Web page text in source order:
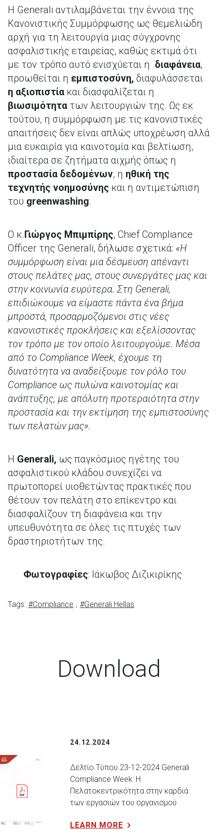
Η Generali αντιλαμβάνεται την έννοια της
Κανονιστικής Συμμόρφωσης ως θεμελιώδη
αρχή για τη λειτουργία μιας σύγχρονης
ασφαλιστικής εταιρείας, καθώς εκτιμά ότι
με τον τρόπο αυτό ενισχύεται η διαφάνεια,
προωθείται η εμπιστοσύνη, διαφυλάσσεται
η αξιοπιστία και διασφαλίζεται η
βιωσιμότητα των λειτουργιών της. Ως εκ
τούτου, η συμμόρφωση με τις κανονιστικές
απαιτήσεις δεν είναι απλώς υποχρέωση αλλά
μια ευκαιρία για καινοτομία και βελτίωση,
ιδιαίτερα σε ζητήματα αιχμής όπως η
προστασία δεδομένων, η ηθική της
τεχνητής νοημοσύνης και η αντιμετώπιση
του greenwashing.
Ο κ. Γιώργος Μπιμπίρης, Chief Compliance
Officer της Generali, δήλωσε σχετικά: «Η
συμμόρφωση είναι μια δέσμευση απέναντι
στους πελάτες μας, στους συνεργάτες μας και
στην κοινωνία ευρύτερα. Στη Generali,
επιδιώκουμε να είμαστε πάντα ένα βήμα
μπροστά, προσαρμοζόμενοι στις νέες
κανονιστικές προκλήσεις και εξελίσσοντας
τον τρόπο με τον οποίο λειτουργούμε. Μέσα
από το Compliance Week, έχουμε τη
δυνατότητα να αναδείξουμε τον ρόλο του
Compliance ως πυλώνα καινοτομίας και
ανάπτυξης, με απόλυτη προτεραιότητα στην
προστασία και την εκτίμηση της εμπιστοσύνης
των πελατών μας».
Η Generali, ως παγκόσμιος ηγέτης του
ασφαλιστικού κλάδου συνεχίζει να
πρωτοπορεί υιοθετώντας πρακτικές που
θέτουν τον πελάτη στο επίκεντρο και
διασφαλίζουν τη διαφάνεια και την
υπευθυνότητα σε όλες τις πτυχές των
δραστηριοτήτων της.
Φωτογραφίες: Ιάκωβος Διζικιρίκης
Tags: #Compliance , #Generali Hellas
Download
24.12.2024
Δελτίο Τύπου 23-12-2024 Generali
Compliance Week: H
Πελατοκεντρικότητα στην καρδιά
των εργασιών του οργανισμού
LEARN MORE